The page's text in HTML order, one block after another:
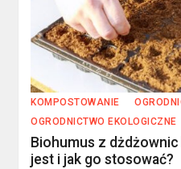
KOMPOSTOWANIE
OGRODNICTWO EKOLOGICZNE
Biohumus z
jest i jak go stosować?